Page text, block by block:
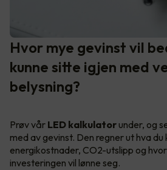
Hvor mye gevinst vil
kunne sitte igjen med
belysning?
Prøv vår LED kalkulator under, og
med av gevinst. Den regner ut hva du
energikostnader, CO2-utslipp og
investeringen vil lønne seg.